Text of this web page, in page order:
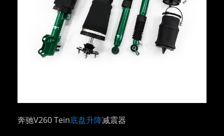
奔驰V260 Tein底盘升降减震器